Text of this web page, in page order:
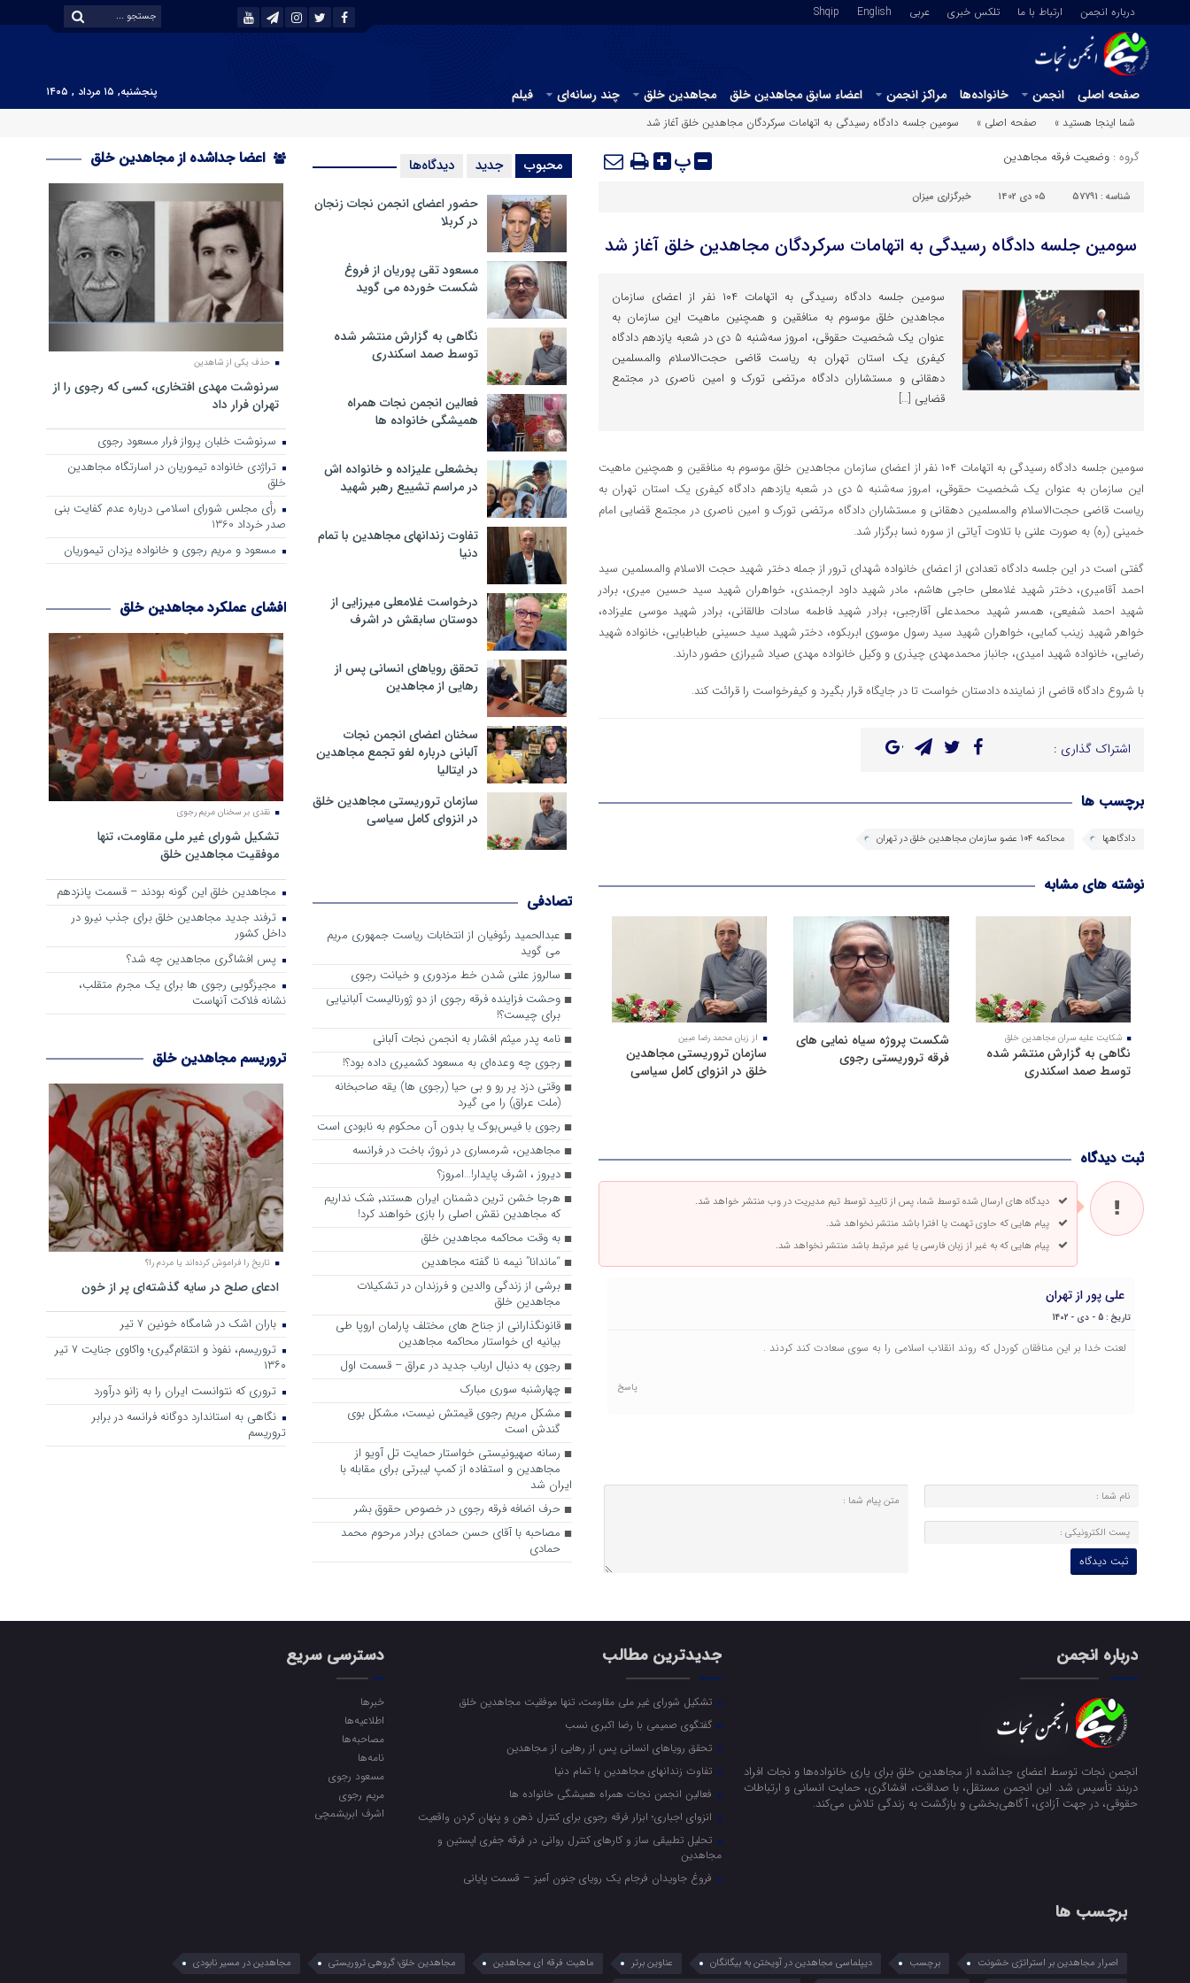
درباره انجمن ارتباط با ما تلکس خبری عربي English
Shqip
صفحه اصلی انجمن خانواده‌ها مراکز انجمن اعضاء سابق مجاهدین خلق مجاهدین خلق چند رسانه‌ای فیلم
پنجشنبه, ۱۵ مرداد , ۱۴۰۵
شما اینجا هستید »
صفحه اصلی » سومین جلسه دادگاه رسیدگی به اتهامات سرکردگان مجاهدین خلق آغاز شد
گروه : وضعیت فرقه مجاهدین پ
شناسه : 57791 05 دی 1402 خبرگزاری میزان
سومین جلسه دادگاه رسیدگی به اتهامات سرکردگان مجاهدین خلق آغاز شد
سومین جلسه دادگاه رسیدگی به اتهامات ۱۰۴ نفر از اعضای سازمان
مجاهدین خلق موسوم به منافقین و همچنین ماهیت این سازمان به
عنوان یک شخصیت حقوقی، امروز سه‌شنبه ۵ دی در شعبه یازدهم دادگاه
کیفری یک استان تهران به ریاست قاضی حجت‌الاسلام والمسلمین
دهقانی و مستشاران دادگاه مرتضی تورک و امین ناصری در مجتمع
قضایی […]
سومین جلسه دادگاه رسیدگی به اتهامات ۱۰۴ نفر از اعضای سازمان مجاهدین خلق موسوم به منافقین و همچنین ماهیت
این سازمان به عنوان یک شخصیت حقوقی، امروز سه‌شنبه ۵ دی در شعبه یازدهم دادگاه کیفری یک استان تهران به
ریاست قاضی حجت‌الاسلام والمسلمین دهقانی و مستشاران دادگاه مرتضی تورک و امین ناصری در مجتمع قضایی امام
خمینی (ره) به صورت علنی با تلاوت آیاتی از سوره نسا برگزار شد.
گفتی است در این جلسه دادگاه تعدادی از اعضای خانواده شهدای ترور از جمله دختر شهید حجت الاسلام والمسلمین سید
احمد آقامیری، دختر شهید غلامعلی حاجی هاشم، مادر شهید داود ارجمندی، خواهران شهید سید حسین میری، برادر
شهید احمد شفیعی، همسر شهید محمدعلی آقارجبی، برادر شهید فاطمه سادات طالقانی، برادر شهید موسی علیزاده،
خواهر شهید زینب کمایی، خواهران شهید سید رسول موسوی ابربکوه، دختر شهید سید حسینی طباطبایی، خانواده شهید
رضایی، خانواده شهید امیدی، جانباز محمدمهدی چیذری و وکیل خانواده مهدی صیاد شیرازی حضور دارند.
با شروع دادگاه قاضی از نماینده دادستان خواست تا در جایگاه قرار بگیرد و کیفرخواست را قرائت کند.
اشتراک گذاری :
برچسب ها
دادگاهها محاکمه 104 عضو سازمان مجاهدین خلق در تهران
نوشته های مشابه
شکایت علیه سران مجاهدین خلق
نگاهی به گزارش منتشر شده
توسط صمد اسکندری
شکست پروژه سیاه نمایی های
فرقه تروریستی رجوی
از زبان محمد رضا مبین
سازمان تروریستی مجاهدین
خلق در انزوای کامل سیاسی
ثبت دیدگاه
دیدگاه های ارسال شده توسط شما، پس از تایید توسط تیم مدیریت در وب منتشر خواهد شد.
پیام هایی که حاوی تهمت یا افترا باشد منتشر نخواهد شد.
پیام هایی که به غیر از زبان فارسی یا غیر مرتبط باشد منتشر نخواهد شد.
علی پور از تهران
تاریخ : 5 - دی - 1402
لعنت خدا بر این منافقان کوردل که روند انقلاب اسلامی را به سوی سعادت کند کردند .
پاسخ
محبوب جدید دیدگاه‌ها
حضور اعضای انجمن نجات زنجان
در کربلا
مسعود تقی پوریان از فروغ
شکست خورده می گوید
نگاهی به گزارش منتشر شده
توسط صمد اسکندری
فعالین انجمن نجات همراه
همیشگی خانواده ها
بخشعلی علیزاده و خانواده اش
در مراسم تشییع رهبر شهید
تفاوت زندانهای مجاهدین با تمام
دنیا
درخواست غلامعلی میرزایی از
دوستان سابقش در اشرف
تحقق رویاهای انسانی پس از
رهایی از مجاهدین
سخنان اعضای انجمن نجات
آلبانی درباره لغو تجمع مجاهدین
در ایتالیا
سازمان تروریستی مجاهدین خلق
در انزوای کامل سیاسی
تصادفی
عبدالحمید رئوفیان از انتخابات ریاست جمهوری مریم
می گوید
سالروز علنی شدن خط مزدوری و خیانت رجوی
وحشت فزاینده فرقه رجوی از دو ژورنالیست آلبانیایی
برای چیست؟!
نامه پدر میثم افشار به انجمن نجات آلبانی
رجوی چه وعده‌ای به مسعود کشمیری داده بود؟!
وقتی دزد پر رو و بی حیا (رجوی ها) یقه صاحبخانه
(ملت عراق) را می گیرد
رجوی با فیس‌بوک یا بدون آن محکوم به نابودی است
مجاهدین، شرم‎ساری در نروژ، باخت در فرانسه
ديروز ، اشرف پايدار!…امروز؟
هرجا خشن ترین دشمنان ایران هستند٬ شک نداریم
که مجاهدین نقش اصلی را بازی خواهند کرد!
به وقت محاکمه مجاهدین خلق
“ماندانا” نیمه نا گفته مجاهدین
برشی از زندگی والدین و فرزندان در تشکیلات
مجاهدین خلق
قانونگذارانی از جناح های مختلف پارلمان اروپا طی
بیانیه ای خواستار محاکمه مجاهدین
رجوی به دنبال ارباب جدید در عراق – قسمت اول
چهارشنبه سوری مبارک
مشکل مریم رجوی قیمتش نیست، مشکل بوی
گندش است
رسانه صهیونیستی خواستار حمایت تل آویو از
مجاهدین و استفاده از کمپ لیبرتی برای مقابله با
ایران شد
حرف اضافه فرقه رجوی در خصوص حقوق بشر
مصاحبه با آقای حسن حمادی برادر مرحوم محمد
حمادی
اعضا جداشده از مجاهدین خلق
حذف یکی از شاهدین
سرنوشت مهدی افتخاری، کسی که رجوی را از
تهران فرار داد
سرنوشت خلبان پرواز فرار مسعود رجوی
تراژدی خانواده تیموریان در اسارتگاه مجاهدین
خلق
رأی مجلس شورای اسلامی درباره عدم كفایت بنی
صدر خرداد 1360
مسعود و مریم رجوی و خانواده یزدان تیموریان
افشای عملکرد مجاهدین خلق
نقدی بر سخنان مریم رجوی
تشکیل شورای غیر ملی مقاومت، تنها
موفقیت مجاهدین خلق
مجاهدین خلق این گونه بودند – قسمت پانزدهم
ترفند جدید مجاهدین خلق برای جذب نیرو در
داخل کشور
پس افشاگری مجاهدین چه شد؟
مجیزگویی رجوی ها برای یک مجرم متقلب،
نشانه فلاکت آنهاست
تروریسم مجاهدین خلق
تاریخ را فراموش کرده‌اند یا مردم را؟
ادعای صلح در سایه گذشته‌ای پر از خون
باران اشک در شامگاه خونین 7 تیر
تروریسم، نفوذ و انتقام‌گیری؛ واکاوی جنایت ۷ تیر
۱۳۶۰
تروری که نتوانست ایران را به زانو درآورد
نگاهی به استاندارد دوگانه فرانسه در برابر
تروریسم
درباره انجمن
انجمن نجات توسط اعضای جداشده از مجاهدین خلق برای یاری خانواده‌ها و نجات افراد
دربند تأسیس شد. این انجمن مستقل، با صداقت، افشاگری، حمایت انسانی و ارتباطات
حقوقی، در جهت آزادی، آگاهی‌بخشی و بازگشت به زندگی تلاش می‌کند.
جدیدترین مطالب
تشکیل شورای غیر ملی مقاومت، تنها موفقیت مجاهدین خلق
گفتگوی صمیمی با رضا اکبری نسب
تحقق رویاهای انسانی پس از رهایی از مجاهدین
تفاوت زندانهای مجاهدین با تمام دنیا
فعالین انجمن نجات همراه همیشگی خانواده ها
انزوای اجباری؛ ابزار فرقه رجوی برای کنترل ذهن و پنهان کردن واقعیت
تحلیل تطبیقی ساز و کارهای کنترل روانی در فرقه جفری اپستین و
مجاهدین
فروغ جاویدان فرجام یک رویای جنون آمیز – قسمت پایانی
دسترسی سریع
خبرها
اطلاعیه‌ها
مصاحبه‌ها
نامه‌ها
مسعود رجوی
مریم رجوی
اشرف ابریشمچی
برچسب ها
اصرار مجاهدین بر استراتژی خشونت برچسب دیپلماسی مجاهدین در آویختن به بیگانگان عناوین برتر ماهیت فرقه ای مجاهدین مجاهدین خلق؛ گروهی تروریستی
مجاهدین در مسیر نابودی